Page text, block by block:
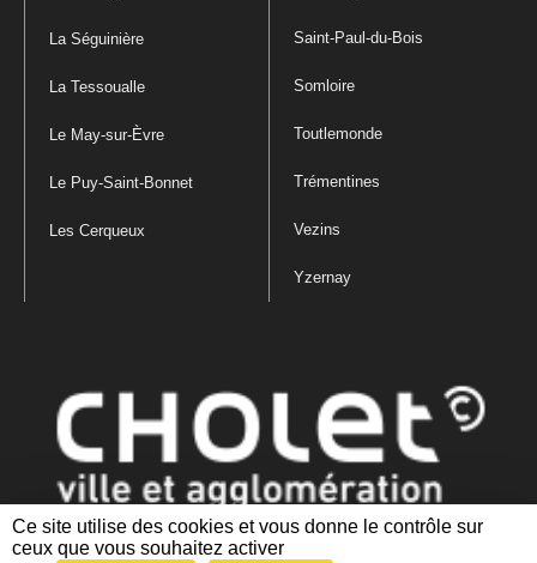
Ce site utilise des cookies et vous donne le contrôle sur
ceux que vous souhaitez activer
La Séguinière
La Tessoualle
Le May-sur-Èvre
Le Puy-Saint-Bonnet
Les Cerqueux
Saint-Paul-du-Bois
Somloire
Toutlemonde
Trémentines
Vezins
Yzernay
Mentions légales|Politique de confidentialité